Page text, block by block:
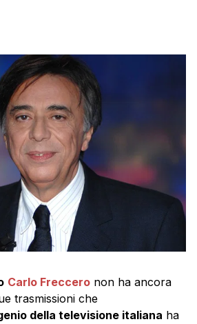
Carlo Freccero non ha ancora
trasmissioni che
della televisione italiana ha